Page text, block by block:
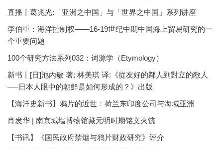
直播丨葛兆光:「亚洲之中国」与「世界之中国」系列讲座
李伯重：海洋控制权——16-19世纪中期中国海上贸易研究的一
个重要问题
100个研究方法系列032：词源学（Etymology）
新书丨[日]池內敏 著; 林美琪 译:《從友好的鄰人到對立的敵人
──日本人眼中的朝鮮是如何形成的？》出版
【海洋史新书】鸦片的近世：荷兰东印度公司与海域亚洲
肖发华 | 南京城墙博物馆藏元明时期铭文火铳
【书讯】《国民政府禁烟与鸦片财政研究》评介